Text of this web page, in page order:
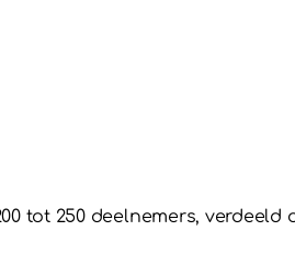
tot 250 deelnemers,